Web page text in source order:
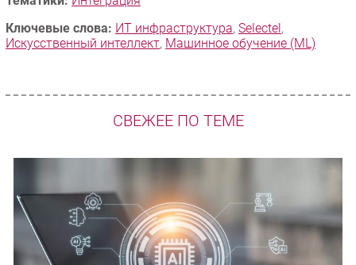
Ключевые слова: ИТ инфраструктура, Selectel,
Искусственный интеллект, Машинное обучение (ML)
СВЕЖЕЕ ПО ТЕМЕ